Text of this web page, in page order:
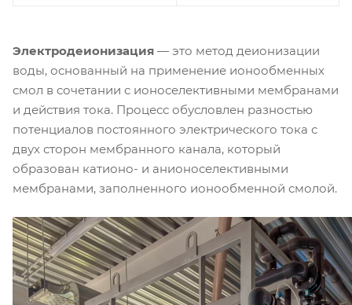
Электродеионизация — это метод деионизации
воды, основанный на применение ионообменных
смол в сочетании с ионоселективными мембранами
и действия тока. Процесс обусловлен разностью
потенциалов постоянного электрического тока с
двух сторон мембранного канала, который
образован катионо- и анионоселективными
мембранами, заполненного ионообменной смолой.